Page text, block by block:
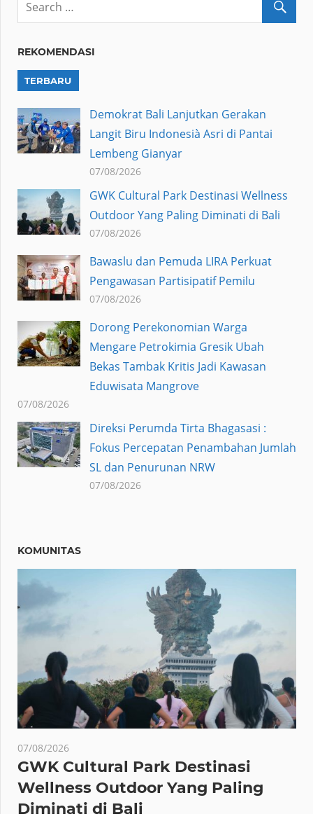
REKOMENDASI
TERBARU
Demokrat Bali Lanjutkan Gerakan
Langit Biru Indonesià Asri di Pantai
Lembeng Gianyar
07/08/2026
GWK Cultural Park Destinasi Wellness
Outdoor Yang Paling Diminati di Bali
07/08/2026
Bawaslu dan Pemuda LIRA Perkuat
Pengawasan Partisipatif Pemilu
07/08/2026
Dorong Perekonomian Warga
Mengare Petrokimia Gresik Ubah
Bekas Tambak Kritis Jadi Kawasan
Eduwisata Mangrove
07/08/2026
Direksi Perumda Tirta Bhagasasi :
Fokus Percepatan Penambahan Jumlah
SL dan Penurunan NRW
07/08/2026
KOMUNITAS
07/08/2026
GWK Cultural Park Destinasi
Wellness Outdoor Yang Paling
Diminati di Bali